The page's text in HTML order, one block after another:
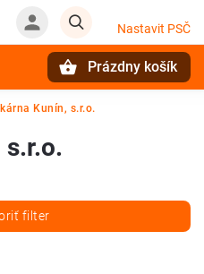
Nastavit PSČ
Prázdny košík
Kunín, s.r.o.
filter